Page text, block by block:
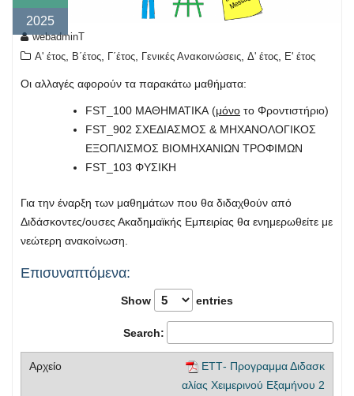
2025
webadminT
Α' έτος
Β΄έτος Γ΄έτος Γενικές Ανακοινώσεις Δ' έτος Ε' έτος
Οι αλλαγές αφορούν τα παρακάτω μαθήματα:
FST_100 ΜΑΘΗΜΑΤΙΚΑ (μόνο το Φροντιστήριο)
FST_902 ΣΧΕΔΙΑΣΜΟΣ & ΜΗΧΑΝΟΛΟΓΙΚΟΣ
ΕΞΟΠΛΙΣΜΟΣ ΒΙΟΜΗΧΑΝΙΩΝ ΤΡΟΦΙΜΩΝ
FST_103 ΦΥΣΙΚΗ
Για την έναρξη των μαθημάτων που θα διδαχθούν από
Διδάσκοντες/ουσες Ακαδημαϊκής Εμπειρίας θα ενημερωθείτε με
νεώτερη ανακοίνωση.
Επισυναπτόμενα:
Show entries
Search:
ΕΤΤ- Προγραμμα Διδασκ
αλίας Χειμερινού Εξαμήνου 2